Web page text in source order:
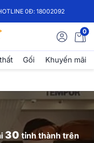
0Đ: 18002092
0
Gối Khuyến mãi
30 tỉnh thành trên